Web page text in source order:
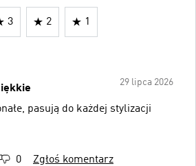
3 2 1
29 lipca 2026
pasują do każdej stylizacji
0 Zgłoś komentarz